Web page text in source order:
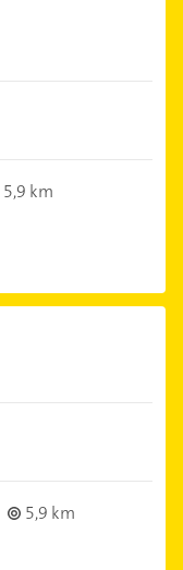
5,9 km
5,9 km